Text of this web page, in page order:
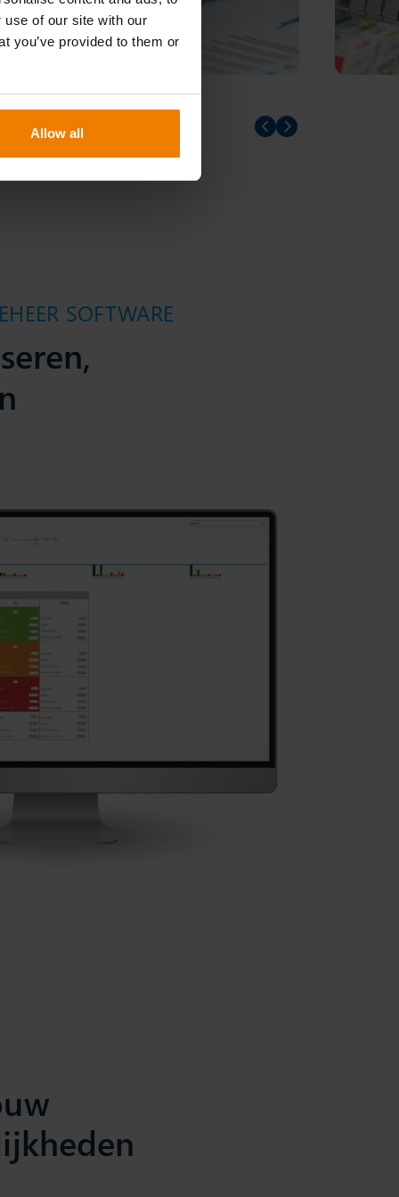
use of our site with our
you’ve provided to them or
Allow all Prev slider
Prev slider
SOFTWARE